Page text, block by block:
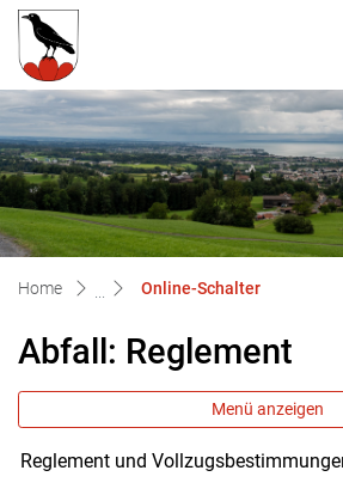
zur Startseite
Direkt zur Hauptnavigation
Direkt zum Inhalt
Direkt zur Suche
Direkt zum Stichwortverzeichnis
Untereggen
Home Online-Schalter
Abfall: Reglement
Menü anzeigen
Reglement und